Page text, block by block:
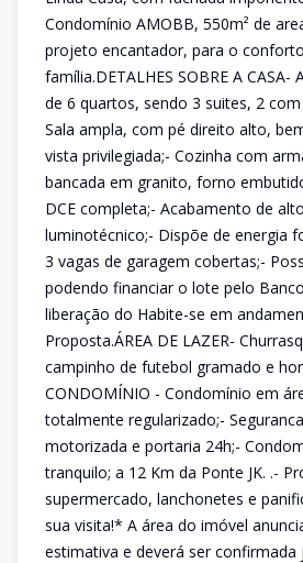
Condomínio AMOBB, 550m² de
projeto encantador, para o
família.DETALHES SOBRE A
de 6 quartos, sendo 3 suites, 2
Sala ampla, com pé direito alto,
vista privilegiada;- Cozinha com
bancada em granito, forno
DCE completa;- Acabamento de
luminotécnico;- Dispõe de energia
3 vagas de garagem cobertas;-
podendo financiar o lote pelo
liberação do Habite-se em
Proposta.ÁREA DE LAZER-
campinho de futebol gramado e
CONDOMÍNIO - Condomínio em
totalmente regularizado;-
motorizada e portaria 24h;-
tranquilo; a 12 Km da Ponte JK. .-
supermercado, lanchonetes e
sua visita!* A área do imóvel
estimativa e deverá ser